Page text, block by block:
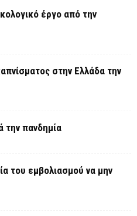
έργο από την
στην Ελλάδα την
την πανδημία
του εμβολιασμού να μην